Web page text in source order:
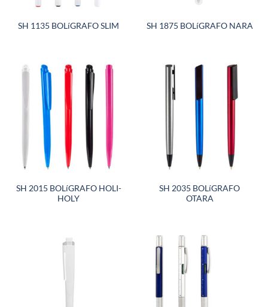
SH 1135 BOLíGRAFO SLIM SH 1875 BOLíGRAFO NARA
SH 2015 BOLíGRAFO HOLI-
HOLY
SH 2035 BOLíGRAFO
OTARA